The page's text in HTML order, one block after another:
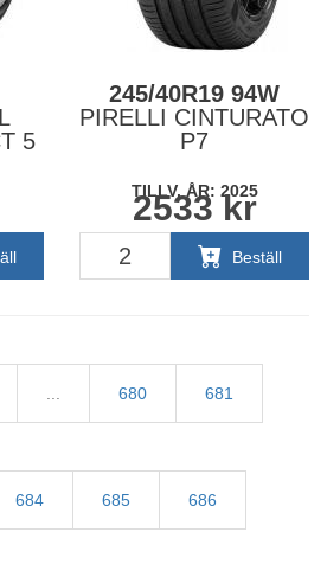
5
245/40R19 94W
PIRELLI CINTURATO
P7
TILLV. ÅR: 2025
2533kr
Beställ
... 680 681
684 685 686